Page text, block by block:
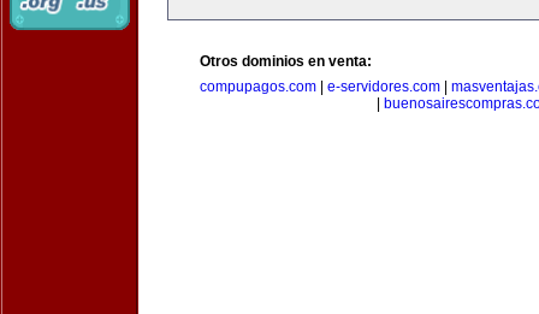
Otros dominios en venta:
compupagos.com
e-servidores.com